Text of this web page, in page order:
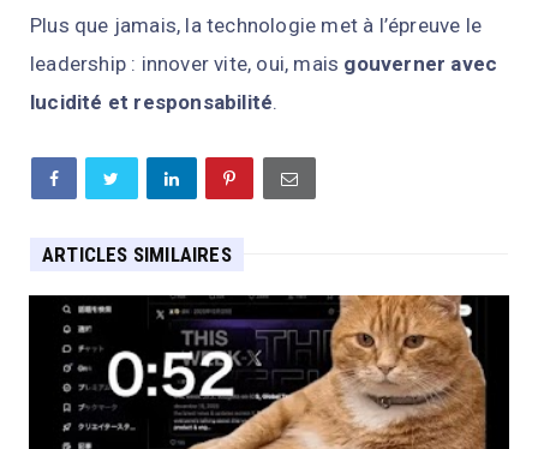
Plus que jamais, la technologie met à l’épreuve le
leadership : innover vite, oui, mais gouverner avec
lucidité et responsabilité.
ARTICLES SIMILAIRES